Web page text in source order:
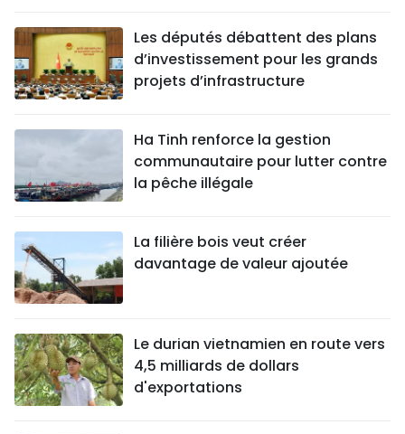
Les députés débattent des plans
d’investissement pour les grands
projets d’infrastructure
Ha Tinh renforce la gestion
communautaire pour lutter contre
la pêche illégale
La filière bois veut créer
davantage de valeur ajoutée
Le durian vietnamien en route vers
4,5 milliards de dollars
d'exportations